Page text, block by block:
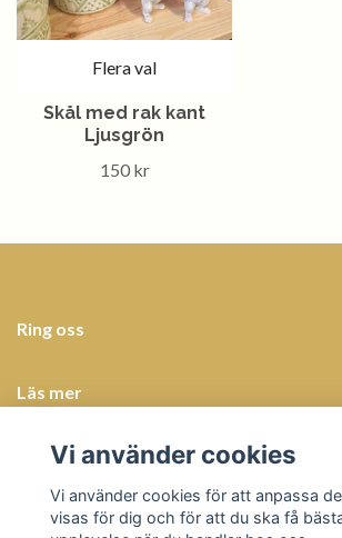
Flera val
Skål med rak kant
Ljusgrön
150 kr
Ring oss
Läs mer
Sociala medier
Vi använder cookies
Vi använder cookies för att anpassa
visas för dig och för att du ska få